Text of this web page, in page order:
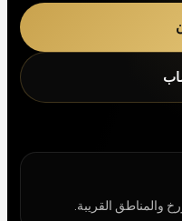
والمناطق القريبة.